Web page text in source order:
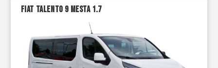
FIAT TALENTO 9 MESTA 1.7